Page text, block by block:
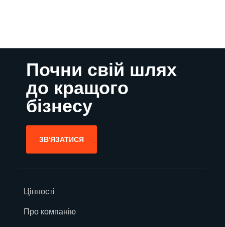
Почни свій шлях
до кращого
бізнесу
ЗВ'ЯЗАТИСЯ
Цінності
Про компанію